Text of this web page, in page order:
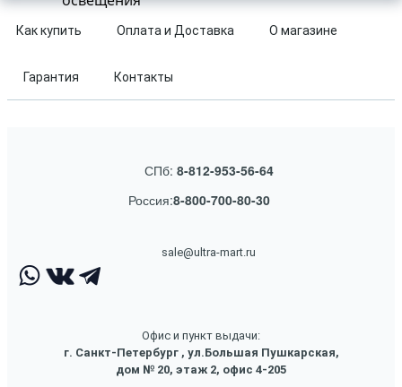
Как купить Оплата и Доставка О магазине
Гарантия Контакты
СПб: 8-812-953-56-64
Россия:8-800-700-80-30
sale@ultra-mart.ru
Офис и пункт выдачи:
г. Санкт-Петербург , ул.Большая Пушкарская,
дом № 20, этаж 2, офис 4-205